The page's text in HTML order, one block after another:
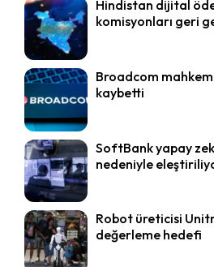
Hindistan dijital
komisyonları geri
Broadcom
kaybetti
SoftBank yapay
nedeniyle
Robot üreticisi
değerleme hedefi